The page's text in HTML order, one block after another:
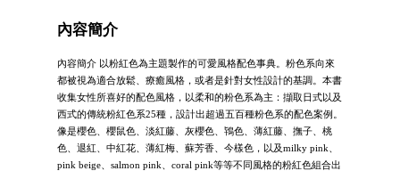
內容簡介
內容簡介 以粉紅色為主題製作的可愛風格配色事典。粉色系向來
都被視為適合放鬆、療癒風格，或者是針對女性設計的基調。本書
收集女性所喜好的配色風格，以柔和的粉色系為主：擷取日式以及
西式的傳統粉紅色系25種，設計出超過五百種粉色系的配色案例。
像是櫻色、櫻鼠色、淡紅藤、灰櫻色、鴇色、薄紅藤、撫子、桃
色、退紅、中紅花、薄紅梅、蘇芳香、今樣色，以及milky pink、
pink beige、salmon pink、coral pink等等不同風格的粉紅色組合出